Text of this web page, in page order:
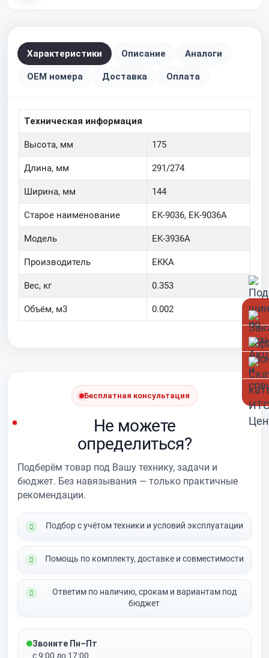
Характеристики Описание Аналоги
OEM номера Доставка Оплата
Техническая информация
Высота, мм 175
Длина, мм 291/274
Ширина, мм 144
Старое наименование EK-9036, EK-9036A
Модель EK-3936A
Производитель EKKA
Вес, кг 0.353
Объём, м3 0.002
Бесплатная консультация
Не можете
определиться?
Подберём товар под Вашу технику, задачи и
бюджет. Без навязывания — только практичные
рекомендации.
Подбор с учётом техники и условий эксплуатации
Помощь по комплекту, доставке и совместимости
Ответим по наличию, срокам и вариантам под
бюджет
Звоните Пн–Пт
с 9:00 до 17:00